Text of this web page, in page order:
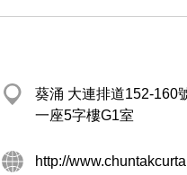
葵涌 大連排道152-160
一座5字樓G1室
http://